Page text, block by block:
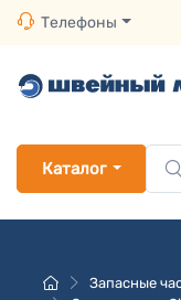
Телефоны
Каталог
Запасные